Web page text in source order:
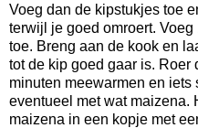
Voeg dan de kipstukjes toe
terwijl je goed omroert.
toe. Breng aan de kook en
tot de kip goed gaar is. Roer
minuten meewarmen en
eventueel met wat maizena.
maizena in een kopje met